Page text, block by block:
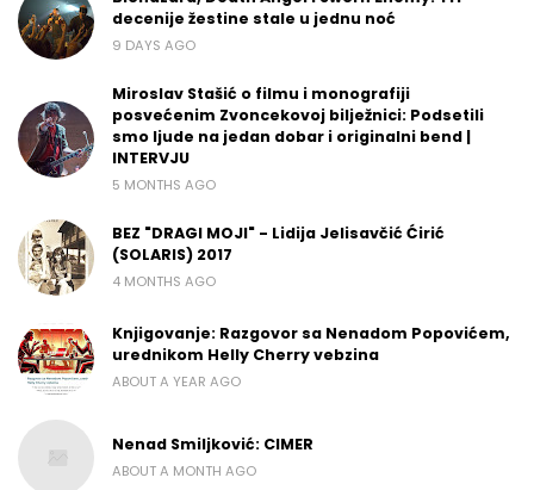
decenije žestine stale u jednu noć
9 DAYS AGO
Miroslav Stašić o filmu i monografiji
posvećenim Zvoncekovoj bilježnici: Podsetili
smo ljude na jedan dobar i originalni bend |
INTERVJU
5 MONTHS AGO
BEZ "DRAGI MOJI" - Lidija Jelisavčić Ćirić
(SOLARIS) 2017
4 MONTHS AGO
Knjigovanje: Razgovor sa Nenadom Popovićem,
urednikom Helly Cherry vebzina
ABOUT A YEAR AGO
Nenad Smiljković: CIMER
ABOUT A MONTH AGO